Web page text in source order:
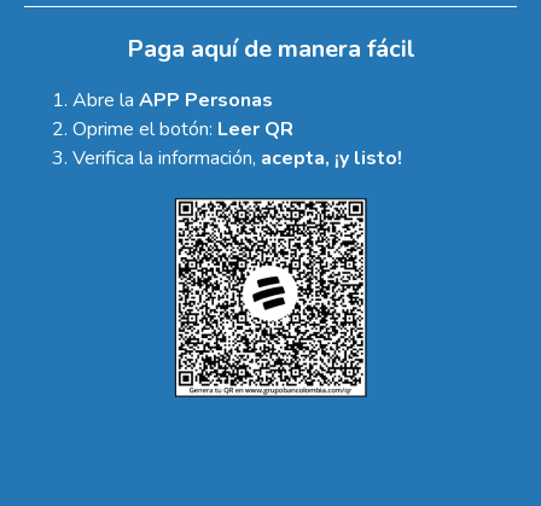
Paga aquí de manera fácil
Abre la APP Personas
Oprime el botón: Leer QR
Verifica la información, acepta, ¡y listo!